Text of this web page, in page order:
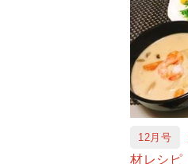
12月号
材レシピ